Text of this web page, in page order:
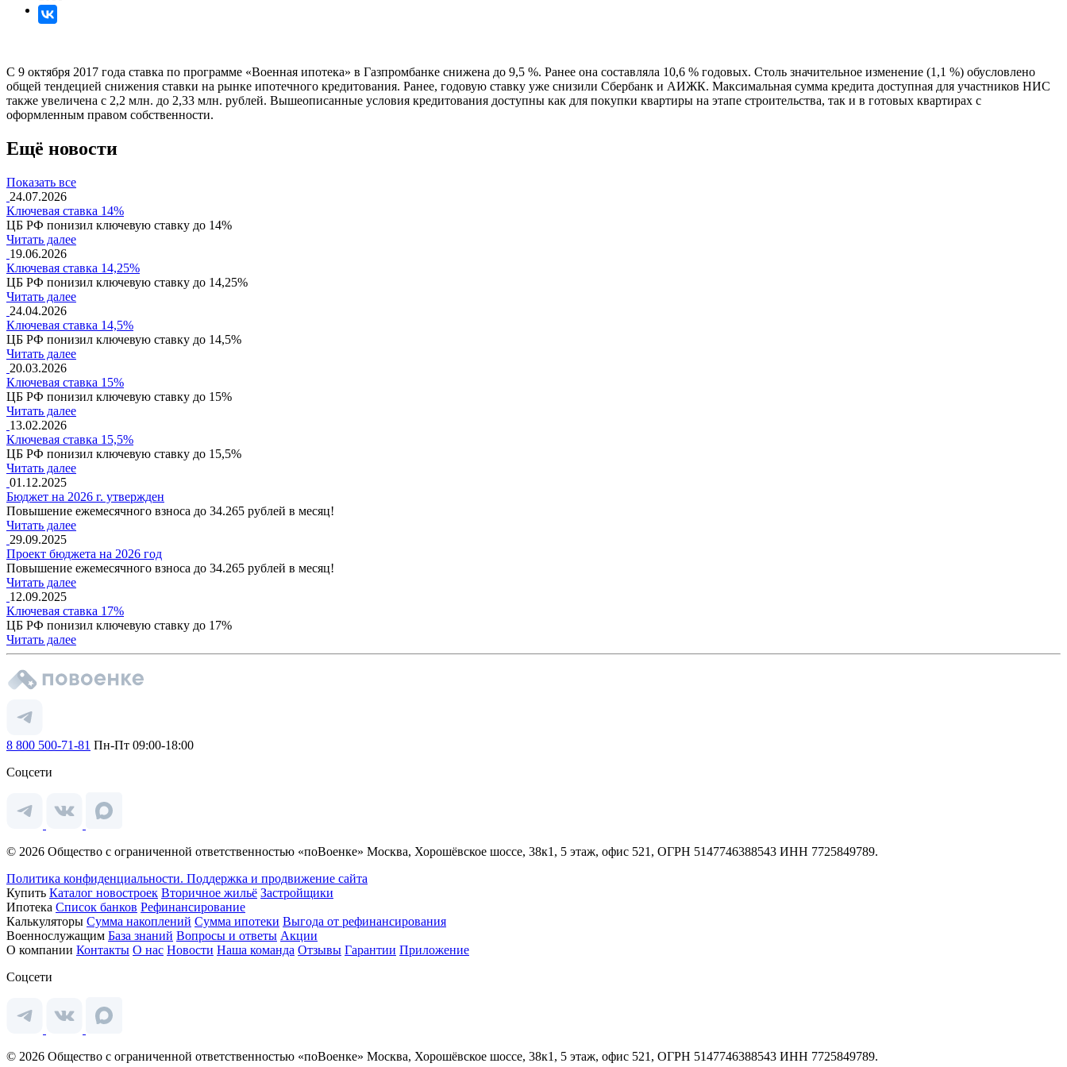
С 9 октября 2017 года ставка по программе «Военная ипотека» в Газпромбанке снижена до 9,5 %. Ранее она составляла 10,6 % годовых. Столь значительное изменение (1,1 %) обусловлено
общей тендецией снижения ставки на рынке ипотечного кредитования. Ранее, годовую ставку уже снизили Сбербанк и АИЖК. Максимальная сумма кредита доступная для участников НИС
также увеличена с 2,2 млн. до 2,33 млн. рублей. Вышеописанные условия кредитования доступны как для покупки квартиры на этапе строительства, так и в готовых квартирах с
оформленным правом собственности.
Ещё новости
Показать все
24.07.2026
Ключевая ставка 14%
ЦБ РФ понизил ключевую ставку до 14%
Читать далее
19.06.2026
Ключевая ставка 14,25%
ЦБ РФ понизил ключевую ставку до 14,25%
Читать далее
24.04.2026
Ключевая ставка 14,5%
ЦБ РФ понизил ключевую ставку до 14,5%
Читать далее
20.03.2026
Ключевая ставка 15%
ЦБ РФ понизил ключевую ставку до 15%
Читать далее
13.02.2026
Ключевая ставка 15,5%
ЦБ РФ понизил ключевую ставку до 15,5%
Читать далее
01.12.2025
Бюджет на 2026 г. утвержден
Повышение ежемесячного взноса до 34.265 рублей в месяц!
Читать далее
29.09.2025
Проект бюджета на 2026 год
Повышение ежемесячного взноса до 34.265 рублей в месяц!
Читать далее
12.09.2025
Ключевая ставка 17%
ЦБ РФ понизил ключевую ставку до 17%
Читать далее
8 800 500-71-81 Пн-Пт 09:00-18:00
Соцсети
© 2026 Общество с ограниченной ответственностью «поВоенке» Москва, Хорошёвское шоссе, 38к1, 5 этаж, офис 521, ОГРН 5147746388543 ИНН 7725849789.
Политика конфиденциальности. Поддержка и продвижение сайта
Купить Каталог новостроек Вторичное жильё Застройщики
Ипотека Список банков Рефинансирование
Калькуляторы Сумма накоплений Сумма ипотеки Выгода от рефинансирования
Военнослужащим База знаний Вопросы и ответы Акции
О компании Контакты О нас Новости Наша команда Отзывы Гарантии Приложение
Соцсети
© 2026 Общество с ограниченной ответственностью «поВоенке» Москва, Хорошёвское шоссе, 38к1, 5 этаж, офис 521, ОГРН 5147746388543 ИНН 7725849789.